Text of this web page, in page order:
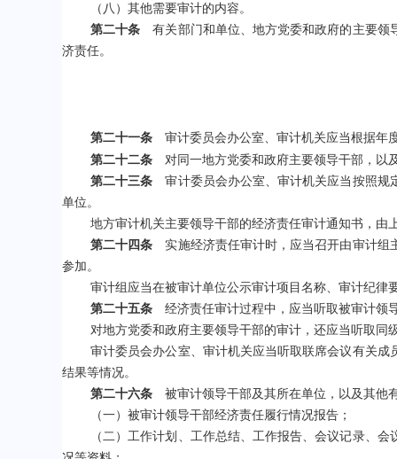
（八）其他需要审计的内容。
第二十条 有关部门和单位、地方党委和政府的主要领
济责任。
第二十一条 审计委员会办公室、审计机关应当根据年
第二十二条 对同一地方党委和政府主要领导干部，以
第二十三条 审计委员会办公室、审计机关应当按照规
单位。
地方审计机关主要领导干部的经济责任审计通知书，由
第二十四条 实施经济责任审计时，应当召开由审计组
参加。
审计组应当在被审计单位公示审计项目名称、审计纪律
第二十五条 经济责任审计过程中，应当听取被审计领
对地方党委和政府主要领导干部的审计，还应当听取同
审计委员会办公室、审计机关应当听取联席会议有关
结果等情况。
第二十六条 被审计领导干部及其所在单位，以及其他
（一）被审计领导干部经济责任履行情况报告；
（二）工作计划、工作总结、工作报告、会议记录、